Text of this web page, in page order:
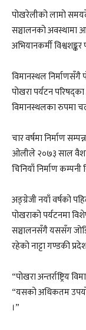
पोखरेलीको लामो
सञ्चालनको अवस्थामा
अभियानकर्मी
विमानस्थल निर्माणसँगै
पोखरा पर्यटन
विमानस्थलका रुपमा
चार वर्षमा निर्माण
ओलीले २०७३ साल
चिनियाँ निर्माण
अङ्ग्रेजी नयाँ वर्षको
पोखराको पर्यटनमा
सञ्चालनसँगै यससँग
रहेको नाट्टा गण्डकी
“पोखरा अन्तर्राष्ट्रिय
“यसको अधिकतम
।”